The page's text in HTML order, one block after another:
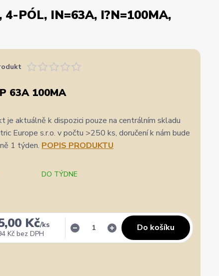
PÓL, IN=63A, I?N=100MA,
63A 100MA
je aktuálně k dispozici pouze na centrálním skladu
Europe s.r.o. v počtu >250 ks, doručení k nám bude
1 týden. POPIS PRODUKTU
DO TÝDNE
Kč/ks
Kč bez DPH
Do košíku